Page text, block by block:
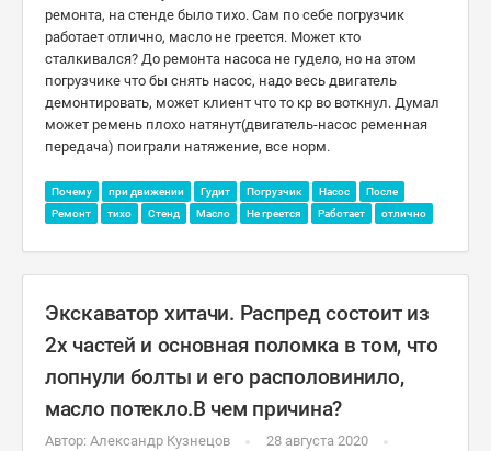
ремонта, на стенде было тихо. Сам по себе погрузчик
работает отлично, масло не греется. Может кто
сталкивался? До ремонта насоса не гудело, но на этом
погрузчике что бы снять насос, надо весь двигатель
демонтировать, может клиент что то кр во воткнул. Думал
может ремень плохо натянут(двигатель-насос ременная
передача) поиграли натяжение, все норм.
Почему при движении Гудит Погрузчик Насос
После
Ремонт
тихо Стенд Масло Не греется Работает отлично
Экскаватор хитачи. Распред состоит из
2х частей и основная поломка в том, что
лопнули болты и его располовинило,
масло потекло.В чем причина?
Автор: Александр Кузнецов
28 августа 2020